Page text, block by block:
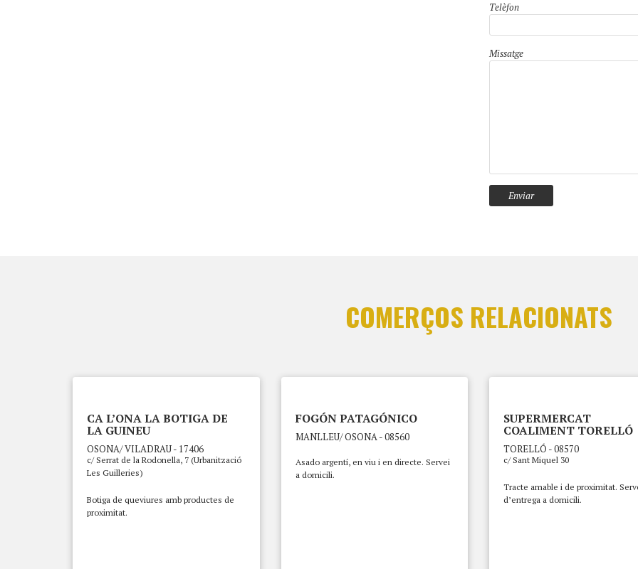
Telèfon
Missatge
COMERÇOS RELACIONATS
CA L’ONA LA BOTIGA DE
LA GUINEU
OSONA/ VILADRAU - 17406
c/ Serrat de la Rodonella, 7 (Urbanització
Les Guilleries)
Botiga de queviures amb productes de
proximitat.
FOGÓN PATAGÓNICO
MANLLEU/ OSONA - 08560
Asado argentí, en viu i en directe. Servei
a domicili.
SUPERMERCAT
COALIMENT TORELLÓ
TORELLÓ - 08570
c/ Sant Miquel 30
Tracte amable i de proximitat.
d’entrega a domicili.